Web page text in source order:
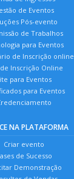
de Eventos
Pós-evento
de Trabalhos
para Eventos
de Inscrição online
Inscrição Online
para Eventos
para Eventos
NA PLATAFORMA
Criar evento
de Sucesso
Demonstração